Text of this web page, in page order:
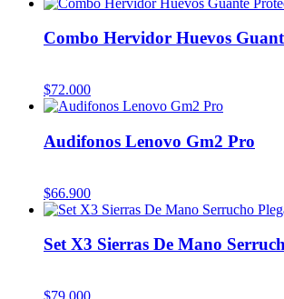
Combo Hervidor Huevos
$72.000
Audifonos Lenovo Gm2 Pro
$66.900
Set X3 Sierras De Mano
$79.000